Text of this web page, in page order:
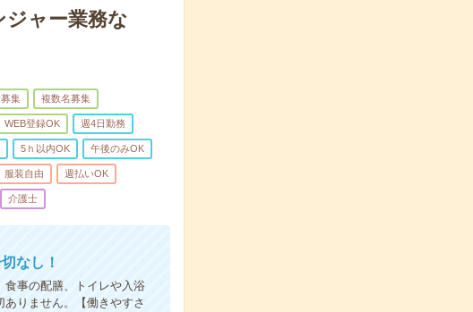
ャー業務な
集 複数名募集
WEB登録OK 週4日勤務
5ｈ以内OK 午後のみOK
服装自由 週払いOK
介護士
なし！
食事の配膳、トイレや入浴
りません。【働きやすさ